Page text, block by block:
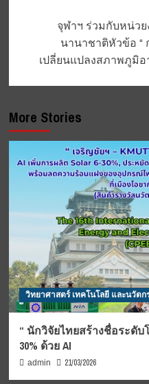
จุฬาฯ ร่วมกับหน่ว
นานาชาติหัวข้อ “
เปลี่ยนแปลงสภาพภูมิอ
More Stories
วิทยาศาสตร์ เทคโนโลยี และนวัตก
“ นักวิจัยไทยสร้างชื่อระดับ
30% ด้วย AI
admin 21/03/2026